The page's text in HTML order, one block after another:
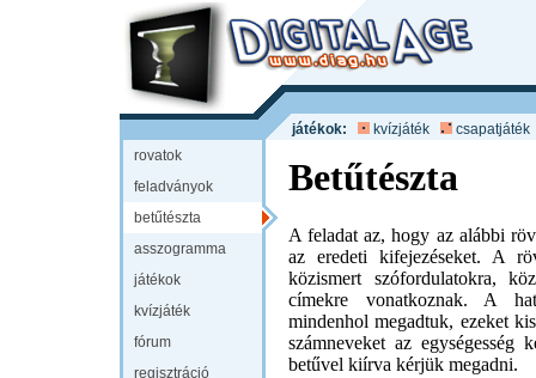
játékok: kvízjáték
csapatjáték
rovatok
feladványok
betűtészta
asszogramma
játékok
kvízjáték
fórum
regisztráció
Betűtészta
A feladat az, hogy az alábbi
az eredeti kifejezéseket. A
közismert szófordulatokra,
címekre vonatkoznak. A
mindenhol megadtuk, ezeket
számneveket az egységesség
betűvel kiírva kérjük megadni.